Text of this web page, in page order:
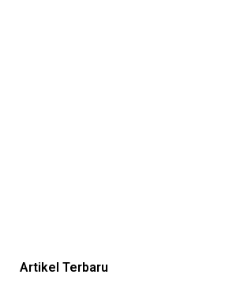
Artikel Terbaru